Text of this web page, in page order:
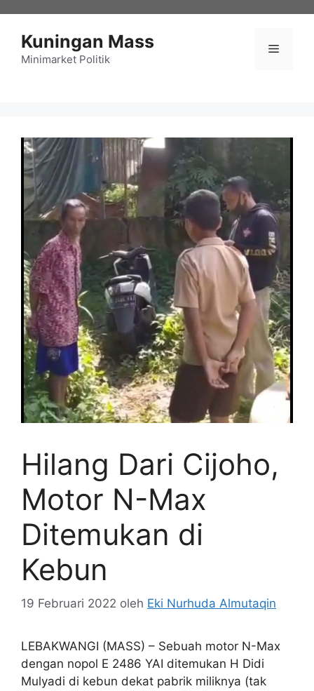
Kuningan Mass
Minimarket Politik
Menu
Hilang Dari Cijoho,
Motor N-Max
Ditemukan di
Kebun
19 Februari 2022 oleh Eki Nurhuda Almutaqin
LEBAKWANGI (MASS) – Sebuah motor N-Max
dengan nopol E 2486 YAI ditemukan H Didi
Mulyadi di kebun dekat pabrik miliknya (tak